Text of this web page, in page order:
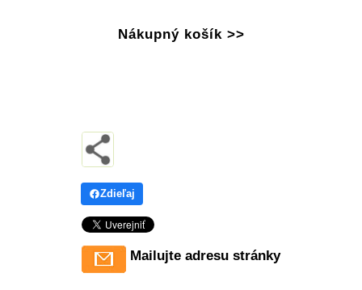
Nákupný košík >>
Zdieľaj
Mailujte adresu stránky